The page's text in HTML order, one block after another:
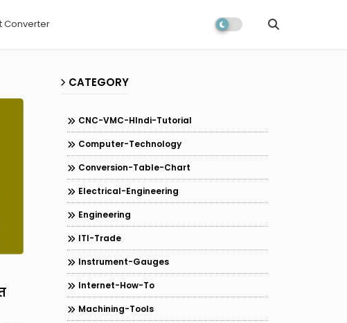
Converter
CATEGORY
CNC-VMC-HIndi-Tutorial
Computer-Technology
Conversion-Table-Chart
Electrical-Engineering
Engineering
ITI-Trade
Instrument-Gauges
Internet-How-To
Machining-Tools